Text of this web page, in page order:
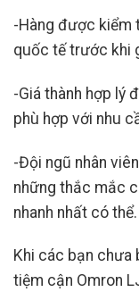
-Hàng được kiểm
quốc tế trước khi
-Giá thành hợp lý
phù hợp với nhu
-Đội ngũ nhân
những thắc mắc
nhanh nhất có thể.
Khi các bạn chưa
tiệm cận Omron